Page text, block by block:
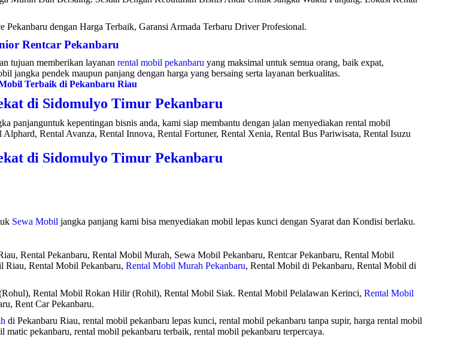
dengan Harga Terbaik, Garansi Armada Terbaru Driver Profesional.
Rentcar Pekanbaru
tujuan memberikan layanan rental mobil pekanbaru yang maksimal untuk semua orang, baik expat,
jangka pendek maupun panjang dengan harga yang bersaing serta layanan berkualitas.
Terbaik di Pekanbaru Riau
di Sidomulyo Timur Pekanbaru
panjanguntuk kepentingan bisnis anda, kami siap membantu dengan jalan menyediakan rental mobil
Rental Avanza, Rental Innova, Rental Fortuner, Rental Xenia, Rental Bus Pariwisata, Rental Isuzu
di Sidomulyo Timur Pekanbaru
Sewa Mobil jangka panjang kami bisa menyediakan mobil lepas kunci dengan Syarat dan Kondisi berlaku.
Rental Pekanbaru, Rental Mobil Murah, Sewa Mobil Pekanbaru, Rentcar Pekanbaru, Rental Mobil
Riau, Rental Mobil Pekanbaru, Rental Mobil Murah Pekanbaru, Rental Mobil di Pekanbaru, Rental Mobil di
Rental Mobil Rokan Hilir (Rohil), Rental Mobil Siak. Rental Mobil Pelalawan Kerinci, Rental Mobil
Rent Car Pekanbaru.
di Pekanbaru Riau, rental mobil pekanbaru lepas kunci, rental mobil pekanbaru tanpa supir, harga rental mobil
pekanbaru, rental mobil pekanbaru terbaik, rental mobil pekanbaru terpercaya.